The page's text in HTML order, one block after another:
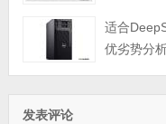
适合
优劣势分
发表评论